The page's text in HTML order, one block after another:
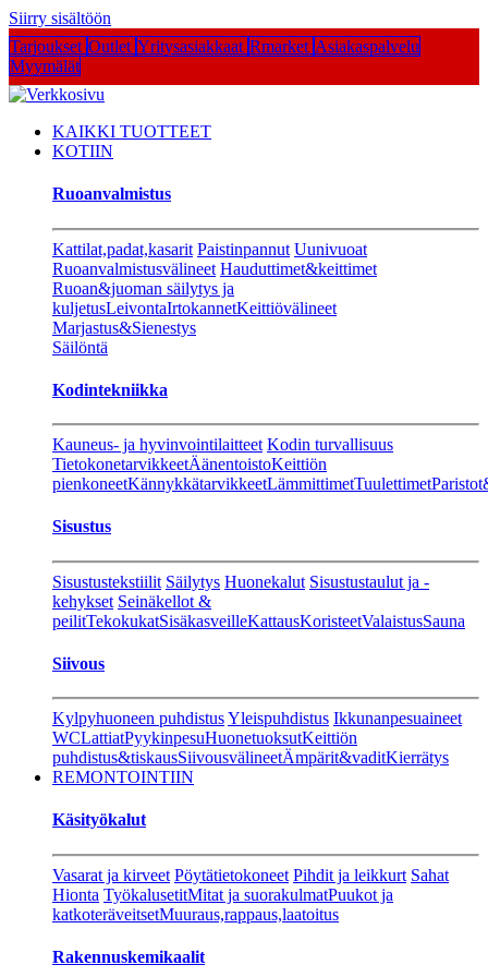
Siirry sisältöön
Tarjoukset Outlet Yritysasiakkaat Rmarket Asiakaspalvelu
Myymälät
KAIKKI TUOTTEET
KOTIIN
Ruoanvalmistus
Kattilat,padat,kasarit Paistinpannut Uunivuoat
Ruoanvalmistusvälineet Hauduttimet&keittimet
Ruoan&juoman säilytys ja
kuljetusLeivontaIrtokannetKeittiövälineet
Marjastus&Sienestys
Säilöntä
Kodintekniikka
Kauneus- ja hyvinvointilaitteet Kodin turvallisuus
TietokonetarvikkeetÄänentoistoKeittiön
pienkoneetKännykkätarvikkeetLämmittimetTuulettimet
Sisustus
Sisustustekstiilit Säilytys Huonekalut Sisustustaulut ja -
kehykset Seinäkellot &
peilitTekokukatSisäkasveilleKattausKoristeetValaistusSauna
Siivous
Kylpyhuoneen puhdistusYleispuhdistus Ikkunanpesuaineet
WCLattiatPyykinpesuHuonetuoksutKeittiön
puhdistus&tiskausSiivousvälineetÄmpärit&vaditKierrätys
REMONTOINTIIN
Käsityökalut
Vasarat ja kirveet Pöytätietokoneet Pihdit ja leikkurt Sahat
Hionta TyökalusetitMitat ja suorakulmatPuukot ja
katkoteräveitsetMuuraus,rappaus,laatoitus
Rakennuskemikaalit